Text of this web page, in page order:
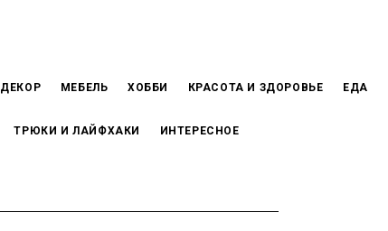
ДЕКОР МЕБЕЛЬ ХОББИ КРАСОТА И ЗДОРОВЬЕ ЕДА
ТРЮКИ И ЛАЙФХАКИ ИНТЕРЕСНОЕ